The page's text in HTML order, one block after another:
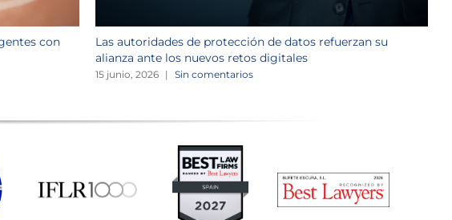
con
Las autoridades de protección de datos refuerzan su
alianza ante los nuevos retos digitales
15 junio, 2026 | Sin comentarios